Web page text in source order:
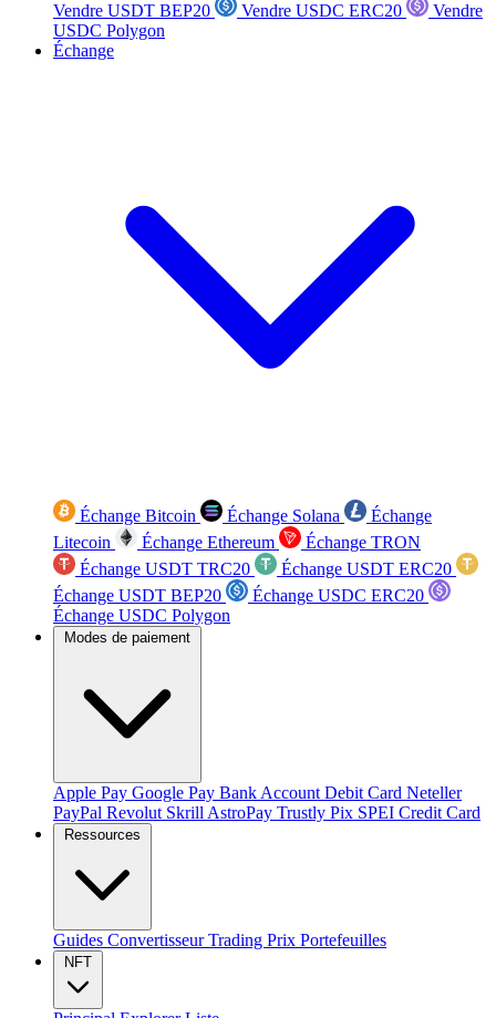
Vendre USDT BEP20
Vendre USDC ERC20
Vendre
USDC Polygon
Échange
Échange Bitcoin Échange Solana
Échange
Litecoin
Échange Ethereum
Échange TRON
Échange USDT TRC20
Échange USDT ERC20
Échange USDT BEP20
Échange USDC ERC20
Échange USDC Polygon
Modes de paiement
Apple Pay Google Pay Bank Account Debit Card Neteller
PayPal Revolut Skrill AstroPay Trustly Pix SPEI Credit Card
Ressources
Guides ConvertisseurTrading Prix Portefeuilles
NFT